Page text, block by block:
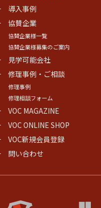
導入事例
協賛企業
協賛企業様一覧
協賛企業様募集のご案内
見学可能会社
修理事例・ご相談
修理事例
修理相談フォーム
VOC MAGAZINE
VOC ONLINE SHOP
VOC新規会員登録
問い合わせ